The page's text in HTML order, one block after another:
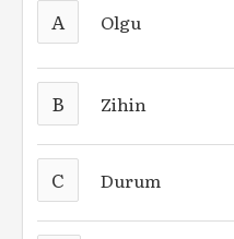
A Olgu
B Zihin
C Durum